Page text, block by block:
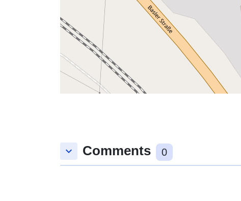
keyboard_arrow_down Comments 0